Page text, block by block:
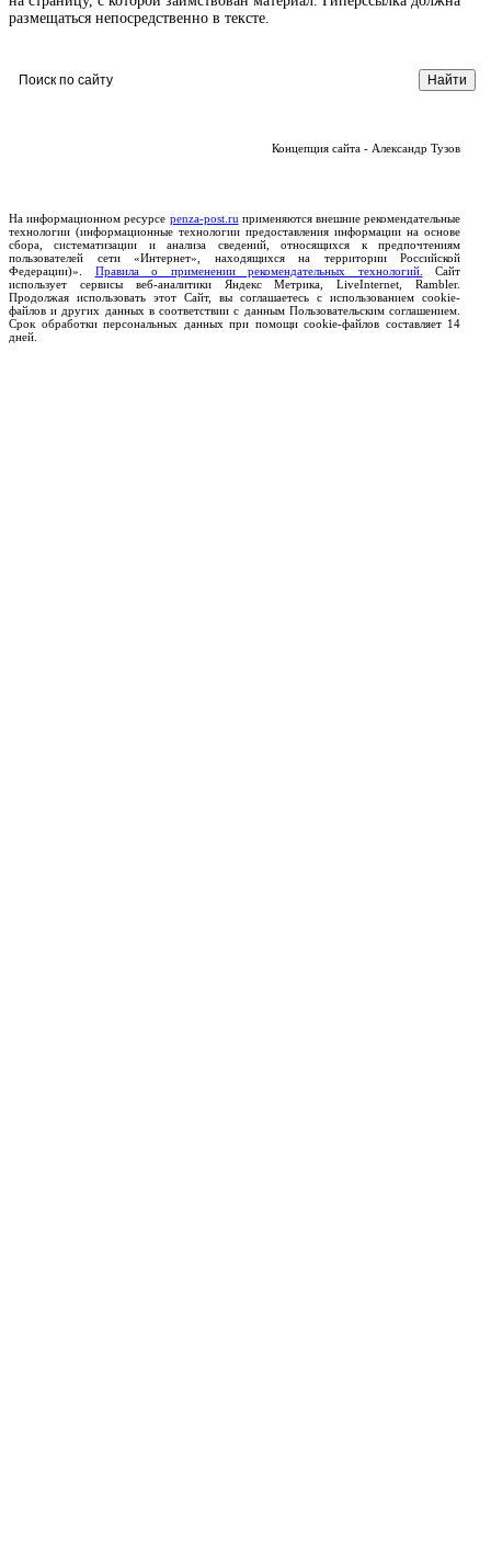
размещаться непосредственно в тексте.
Концепция сайта - Александр Тузов
На информационном ресурсе penza-post.ru применяются внешние рекомендательные
технологии (информационные технологии предоставления информации на основе
сбора, систематизации и анализа сведений, относящихся к предпочтениям
пользователей сети «Интернет», находящихся на территории Российской
Федерации)». Правила о применении рекомендательных технологий.
Сайт
использует сервисы веб-аналитики Яндекс Метрика, LiveInternet, Rambler.
Продолжая использовать этот Сайт, вы соглашаетесь с использованием cookie-
файлов и других данных в соответствии с данным Пользовательским соглашением.
Срок обработки персональных данных при помощи cookie-файлов составляет 14
дней.